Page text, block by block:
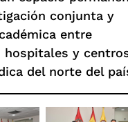
conjunta y
entre
hospitales y
del norte del